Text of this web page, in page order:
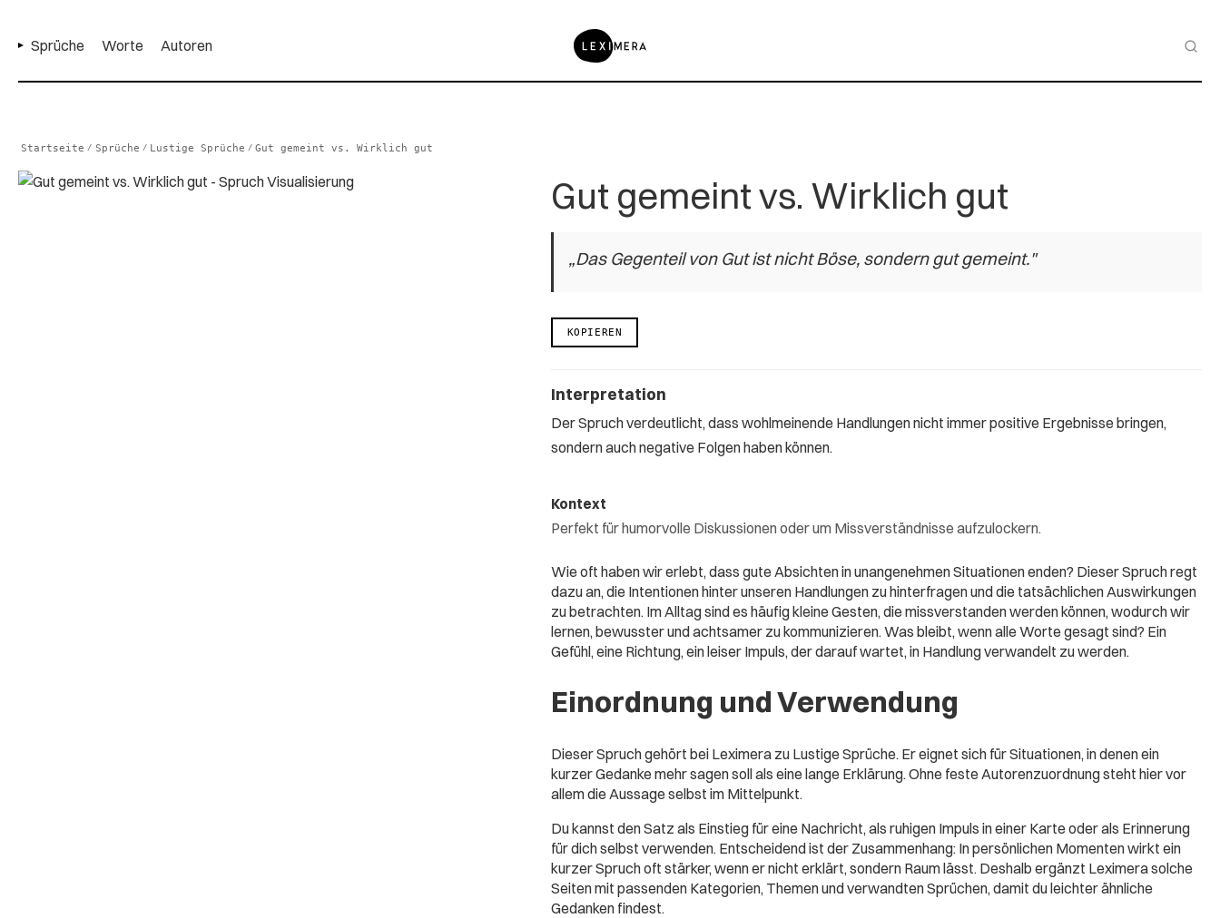
Sprüche Worte Autoren
Startseite / Sprüche / Lustige Sprüche / Gut gemeint vs. Wirklich gut
Gut gemeint vs. Wirklich gut
„Das Gegenteil von Gut ist nicht Böse, sondern gut gemeint."
KOPIEREN
Interpretation
Der Spruch verdeutlicht, dass wohlmeinende Handlungen nicht immer positive Ergebnisse bringen,
sondern auch negative Folgen haben können.
Kontext
Perfekt für humorvolle Diskussionen oder um Missverständnisse aufzulockern.
Wie oft haben wir erlebt, dass gute Absichten in unangenehmen Situationen enden? Dieser Spruch regt
dazu an, die Intentionen hinter unseren Handlungen zu hinterfragen und die tatsächlichen Auswirkungen
zu betrachten. Im Alltag sind es häufig kleine Gesten, die missverstanden werden können, wodurch wir
lernen, bewusster und achtsamer zu kommunizieren. Was bleibt, wenn alle Worte gesagt sind? Ein
Gefühl, eine Richtung, ein leiser Impuls, der darauf wartet, in Handlung verwandelt zu werden.
Einordnung und Verwendung
Dieser Spruch gehört bei Leximera zu Lustige Sprüche. Er eignet sich für Situationen, in denen ein
kurzer Gedanke mehr sagen soll als eine lange Erklärung. Ohne feste Autorenzuordnung steht hier vor
allem die Aussage selbst im Mittelpunkt.
Du kannst den Satz als Einstieg für eine Nachricht, als ruhigen Impuls in einer Karte oder als Erinnerung
für dich selbst verwenden. Entscheidend ist der Zusammenhang: In persönlichen Momenten wirkt ein
kurzer Spruch oft stärker, wenn er nicht erklärt, sondern Raum lässt. Deshalb ergänzt Leximera solche
Seiten mit passenden Kategorien, Themen und verwandten Sprüchen, damit du leichter ähnliche
Gedanken findest.